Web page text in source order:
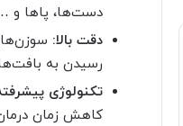
دست‌ها، پاها و
دقت بالا:
رسیدن به
تکنولوژی
کاهش زمان